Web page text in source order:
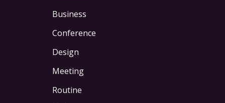
Business
Conference
Design
Meeting
Routine